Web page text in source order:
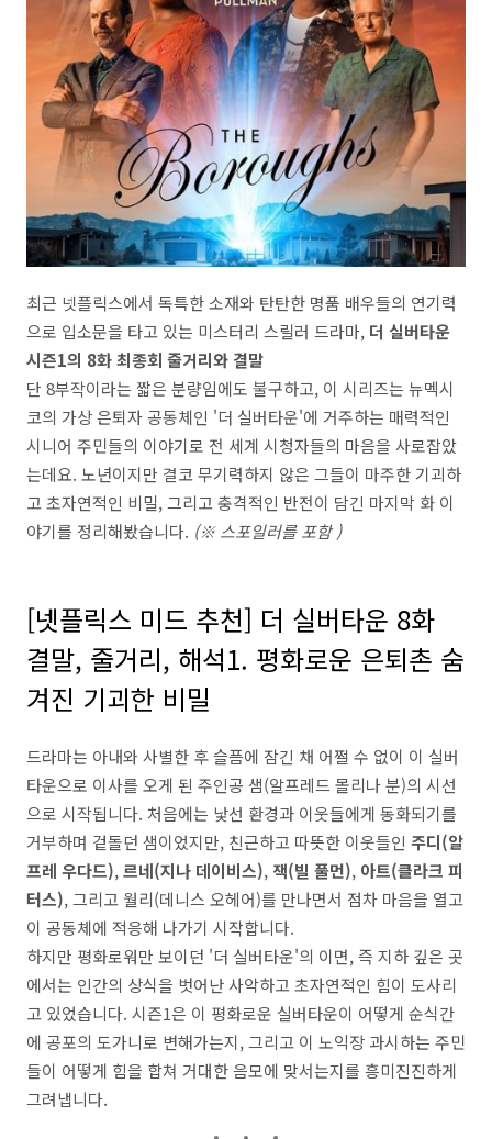
최근 넷플릭스에서 독특한 소재와 탄탄한 명품 배우들의 연기력
으로 입소문을 타고 있는 미스터리 스릴러 드라마, 더 실버타운
시즌1의 8화 최종회 줄거리와 결말
단 8부작이라는 짧은 분량임에도 불구하고, 이 시리즈는 뉴멕시
코의 가상 은퇴자 공동체인 '더 실버타운'에 거주하는 매력적인
시니어 주민들의 이야기로 전 세계 시청자들의 마음을 사로잡았
는데요. 노년이지만 결코 무기력하지 않은 그들이 마주한 기괴하
고 초자연적인 비밀, 그리고 충격적인 반전이 담긴 마지막 화 이
야기를 정리해봤습니다. (※ 스포일러를 포함 )
[넷플릭스 미드 추천] 더 실버타운 8화
결말, 줄거리, 해석1. 평화로운 은퇴촌 숨
겨진 기괴한 비밀
드라마는 아내와 사별한 후 슬픔에 잠긴 채 어쩔 수 없이 이 실버
타운으로 이사를 오게 된 주인공 샘(알프레드 몰리나 분)의 시선
으로 시작됩니다. 처음에는 낯선 환경과 이웃들에게 동화되기를
거부하며 겉돌던 샘이었지만, 친근하고 따뜻한 이웃들인 주디(알
프레 우다드),르네(지나 데이비스), 잭(빌 풀먼), 아트(클라크 피
터스), 그리고 월리(데니스 오헤어)를 만나면서 점차 마음을 열고
이 공동체에 적응해 나가기 시작합니다.
하지만 평화로워만 보이던 '더 실버타운'의 이면, 즉 지하 깊은 곳
에서는 인간의 상식을 벗어난 사악하고 초자연적인 힘이 도사리
고 있었습니다. 시즌1은 이 평화로운 실버타운이 어떻게 순식간
에 공포의 도가니로 변해가는지, 그리고 이 노익장 과시하는 주민
들이 어떻게 힘을 합쳐 거대한 음모에 맞서는지를 흥미진진하게
그려냅니다.